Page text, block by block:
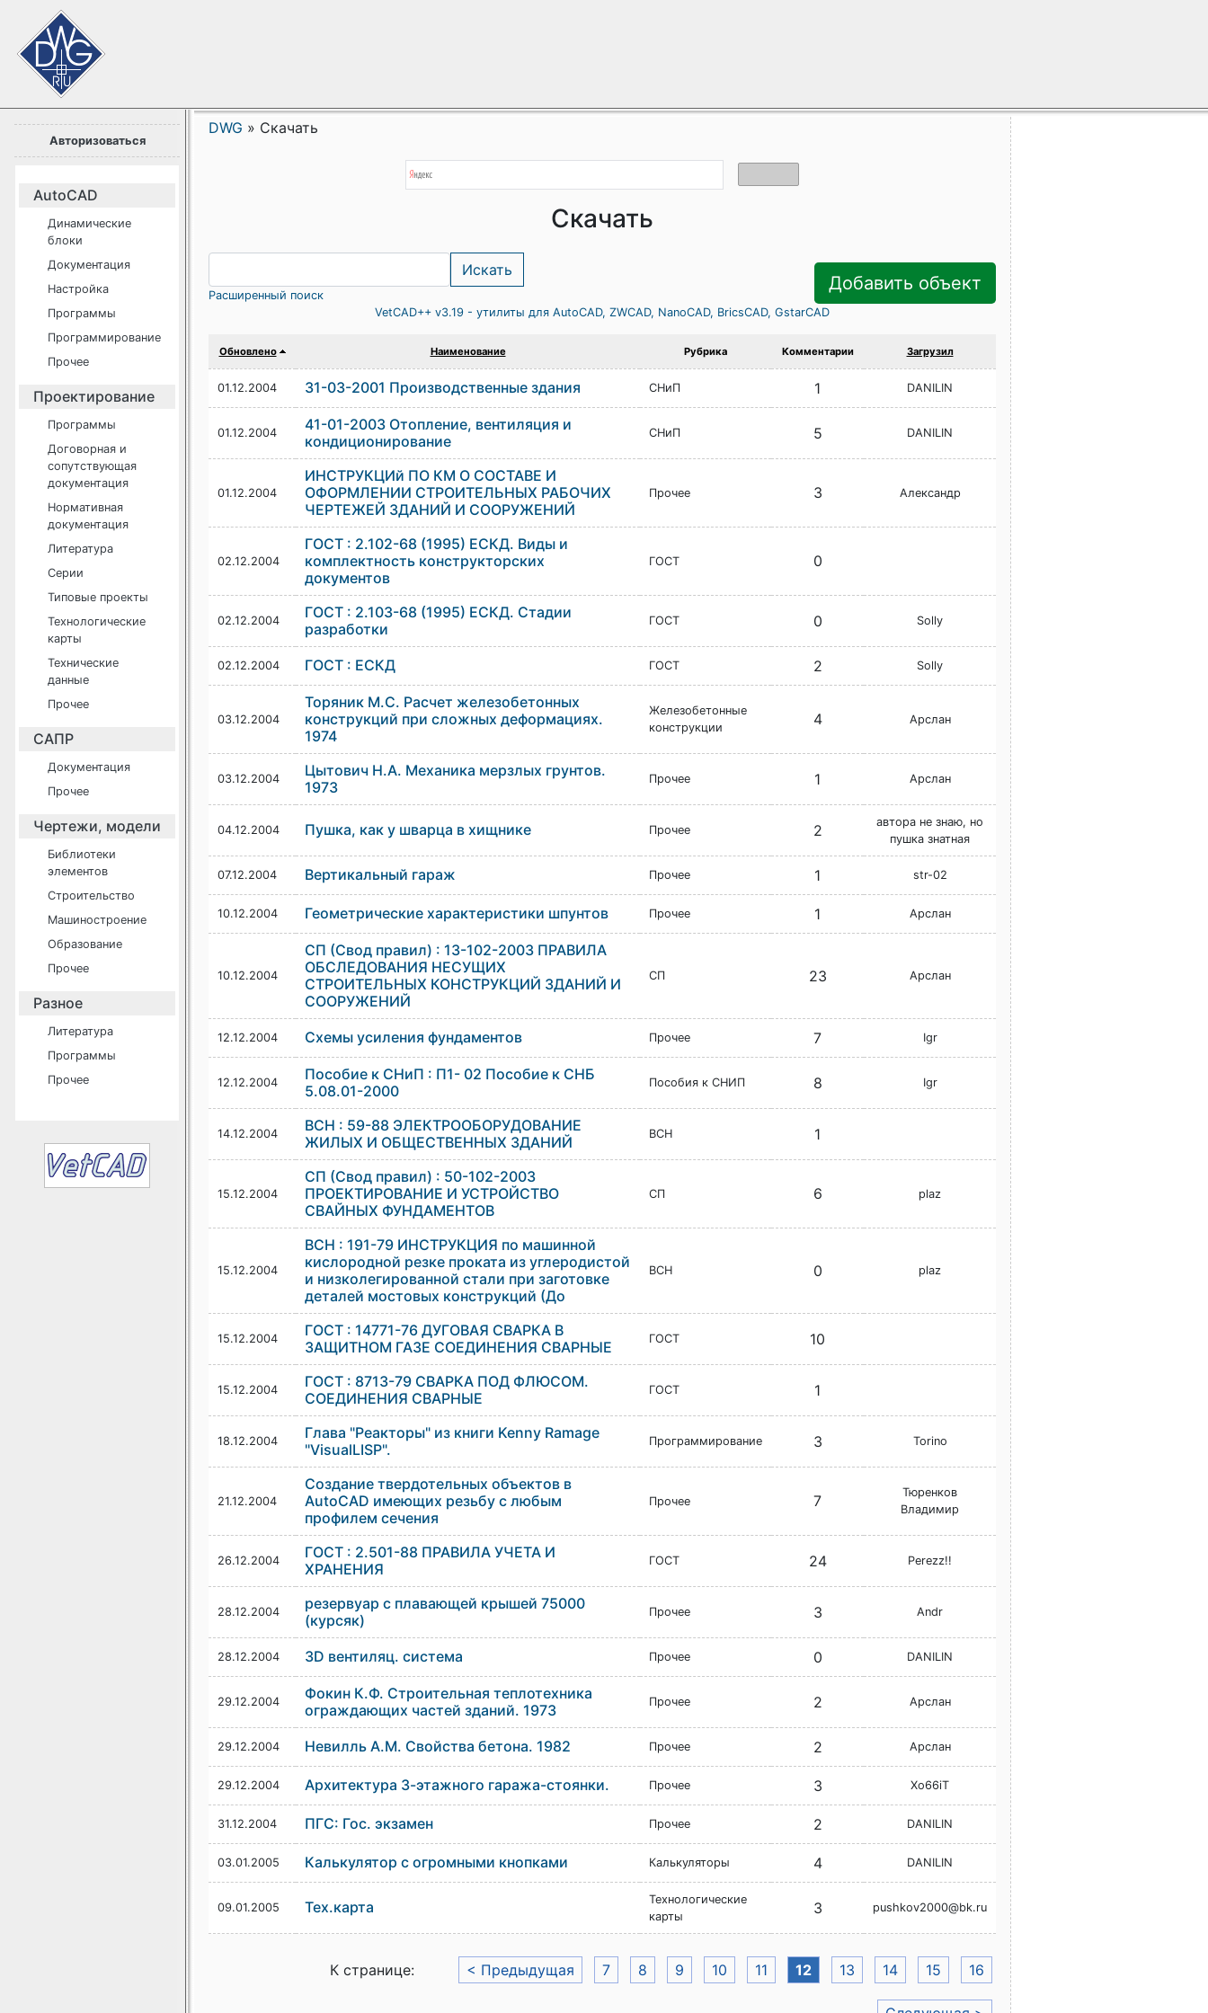
Авторизоваться
AutoCAD
Динамические
блоки
Документация
Настройка
Программы
Программирование
Прочее
Проектирование
Программы
Договорная и
сопутствующая
документация
Нормативная
документация
Литература
Серии
Типовые проекты
Технологические
карты
Технические
данные
Прочее
САПР
Документация
Прочее
Чертежи, модели
Библиотеки
элементов
Строительство
Машиностроение
Образование
Прочее
Разное
Литература
Программы
Прочее
DWG » Скачать
Скачать
Расширенный поиск
Добавить объект
VetCAD++ v3.19 - утилиты для AutoCAD, ZWCAD, NanoCAD, BricsCAD, GstarCAD
Обновлено Наименование Рубрика Комментарии Загрузил
01.12.2004 31-03-2001 Производственные здания СНиП 1 DANILIN
01.12.2004
41-01-2003 Отопление, вентиляция и
кондиционирование
СНиП 5 DANILIN
01.12.2004
ИНСТРУКЦИй ПО КМ О СОСТАВЕ И
ОФОРМЛЕНИИ СТРОИТЕЛЬНЫХ РАБОЧИХ
ЧЕРТЕЖЕЙ ЗДАНИЙ И СООРУЖЕНИЙ
Прочее 3 Александр
02.12.2004
ГОСТ : 2.102-68 (1995) ЕСКД. Виды и
комплектность конструкторских
документов
ГОСТ 0
02.12.2004
ГОСТ : 2.103-68 (1995) ЕСКД. Стадии
разработки
ГОСТ 0 Solly
02.12.2004 ГОСТ : ЕСКД ГОСТ 2 Solly
03.12.2004
Торяник М.С. Расчет железобетонных
конструкций при сложных деформациях.
1974
Железобетонные
конструкции
4 Арслан
03.12.2004
Цытович Н.А. Механика мерзлых грунтов.
1973
Прочее 1 Арслан
04.12.2004 Пушка, как у шварца в хищнике Прочее 2
автора не знаю, но
пушка знатная
07.12.2004 Вертикальный гараж Прочее 1 str-02
10.12.2004 Геометрические характеристики шпунтов Прочее 1 Арслан
10.12.2004
СП (Свод правил) : 13-102-2003 ПРАВИЛА
ОБСЛЕДОВАНИЯ НЕСУЩИХ
СТРОИТЕЛЬНЫХ КОНСТРУКЦИЙ ЗДАНИЙ И
СООРУЖЕНИЙ
СП 23 Арслан
12.12.2004 Схемы усиления фундаментов Прочее 7 Igr
12.12.2004
Пособие к СНиП : П1- 02 Пособие к СНБ
5.08.01-2000
Пособия к СНИП 8 Igr
14.12.2004
ВСН : 59-88 ЭЛЕКТРООБОРУДОВАНИЕ
ЖИЛЫХ И ОБЩЕСТВЕННЫХ ЗДАНИЙ
ВСН 1
15.12.2004
СП (Свод правил) : 50-102-2003
ПРОЕКТИРОВАНИЕ И УСТРОЙСТВО
СВАЙНЫХ ФУНДАМЕНТОВ
СП 6 plaz
15.12.2004
ВСН : 191-79 ИНСТРУКЦИЯ по машинной
кислородной резке проката из углеродистой
и низколегированной стали при заготовке
деталей мостовых конструкций (До
ВСН 0 plaz
15.12.2004
ГОСТ : 14771-76 ДУГОВАЯ СВАРКА В
ЗАЩИТНОМ ГАЗЕ СОЕДИНЕНИЯ СВАРНЫЕ
ГОСТ 10
15.12.2004
ГОСТ : 8713-79 СВАРКА ПОД ФЛЮСОМ.
СОЕДИНЕНИЯ СВАРНЫЕ
ГОСТ 1
18.12.2004
Глава "Реакторы" из книги Kenny Ramage
"VisualLISP".
Программирование 3 Torino
21.12.2004
Создание твердотельных объектов в
AutoCAD имеющих резьбу с любым
профилем сечения
Прочее 7
Тюренков
Владимир
26.12.2004
ГОСТ : 2.501-88 ПРАВИЛА УЧЕТА И
ХРАНЕНИЯ
ГОСТ 24 Perezz!!
28.12.2004
резервуар с плавающей крышей 75000
(курсяк)
Прочее 3 Andr
28.12.2004 3D вентиляц. система Прочее 0 DANILIN
29.12.2004
Фокин К.Ф. Строительная теплотехника
ограждающих частей зданий. 1973
Прочее 2 Арслан
29.12.2004 Невилль А.М. Свойства бетона. 1982 Прочее 2 Арслан
29.12.2004 Архитектура 3-этажного гаража-стоянки. Прочее 3 Xo66iT
31.12.2004 ПГС: Гос. экзамен Прочее 2 DANILIN
03.01.2005 Калькулятор с огромными кнопками Калькуляторы 4 DANILIN
09.01.2005 Тех.карта
Технологические
карты
3 pushkov2000@bk.ru
К странице: < Предыдущая 7 8 9 10 11 12 13 14 15 16